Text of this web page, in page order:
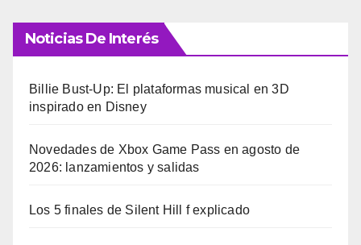
Noticias De Interés
Billie Bust-Up: El plataformas musical en 3D
inspirado en Disney
Novedades de Xbox Game Pass en agosto de
2026: lanzamientos y salidas
Los 5 finales de Silent Hill f explicado